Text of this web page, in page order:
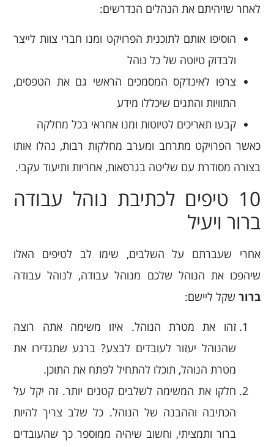
לאחר שזיהיתם את הנהלים הנדרשים:
הוסיפו אותם לתוכנית הפרויקט ומנו חברי צוות לייצר
ולבדוק טיוטה של כל נוהל
צרפו לאינדקס המסמכים הראשי גם את הטפסים,
התוויות והתגים שיכללו מידע
קבעו תאריכים לטיוטות ומנו אחראי בכל מחלקה
כאשר הפרויקט מתרחב ומערב מחלקות רבות, נהלו אותו
בצורה מסודרת עם שליטה בגרסאות, אחריות ותיעוד עקבי.
10 טיפים לכתיבת נוהל עבודה
ברור ויעיל
אחרי שעברתם על השלבים, שימו לב לטיפים האלו
שיהפכו את הנוהל שלכם מנוהל עבודה, לנוהל עבודה
ברור שקל ליישם:
זהו את מטרת הנוהל. איזו משימה אתה רוצה
שהנוהל יעזור לעובדים לבצע? ברגע שתגדירו את
מטרת הנוהל, תוכלו להתחיל לפתח את התוכן.
חלקו את המשימה לשלבים קטנים יותר. זה יקל על
הכתיבה וההבנה של הנוהל. כל שלב צריך להיות
ברור ותמציתי, וחשוב שיהיה ממוספר כך שהעובדים